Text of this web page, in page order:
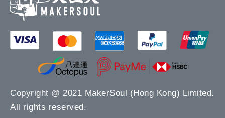
Copyright @ 2021 MakerSoul (Hong Kong) Limited.
All rights reserved.